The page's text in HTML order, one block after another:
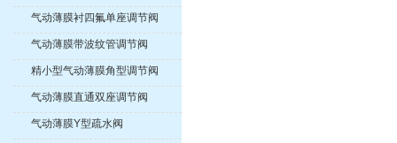
气动薄膜衬四氟单座调节阀
气动薄膜带波纹管调节阀
精小型气动薄膜角型调节阀
气动薄膜直通双座调节阀
气动薄膜Y型疏水阀